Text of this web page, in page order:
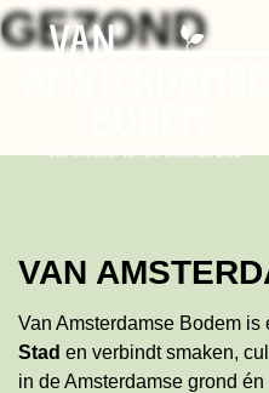
Skip
to
Search
GEZOND
VAN
Van Amsterdamse Bodem is
Stad en verbindt smaken,
in de Amsterdamse grond